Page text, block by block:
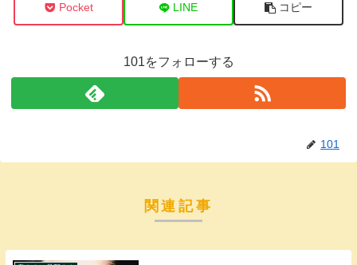
Pocket LINE コピー
101をフォローする
101
関連記事